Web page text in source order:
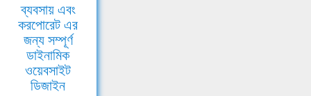
ব্যবসায় এবং
করপোরেট এর
জন্য সম্পূর্ণ
ডাইনামিক
ওয়েবসাইট
ডিজাইন